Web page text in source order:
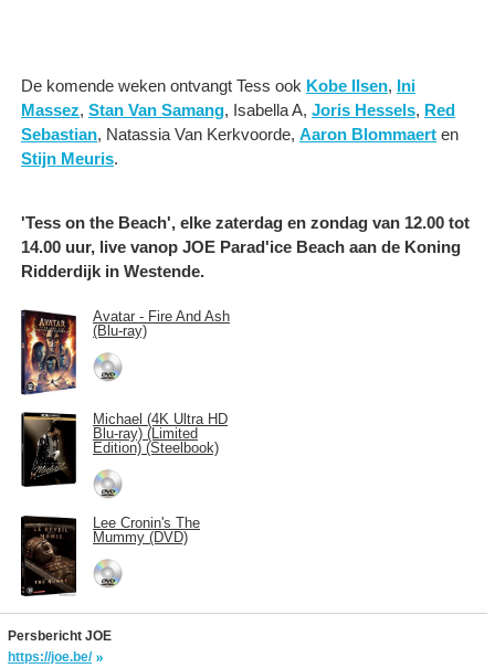
De komende weken ontvangt Tess ook Kobe Ilsen, Ini
Massez, Stan Van Samang, Isabella A, Joris Hessels, Red
Sebastian, Natassia Van Kerkvoorde, Aaron Blommaert en
Stijn Meuris.
'Tess on the Beach', elke zaterdag en zondag van 12.00 tot
14.00 uur, live vanop JOE Parad'ice Beach aan de Koning
Ridderdijk in Westende.
Avatar - Fire And Ash
(Blu-ray)
Michael (4K Ultra HD
Blu-ray) (Limited
Edition) (Steelbook)
Lee Cronin's The
Mummy (DVD)
Persbericht JOE
https://joe.be/